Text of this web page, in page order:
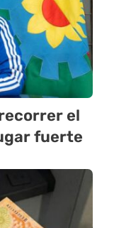
el
fuerte